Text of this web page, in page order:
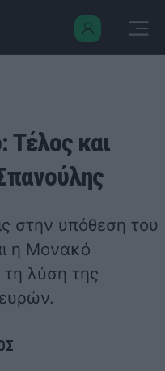
Τέλος και
στην υπόθεση του
η Μονακό
λύση της